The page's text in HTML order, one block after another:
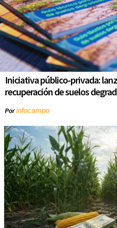
Iniciativa público-privada:
recuperación de suelos
Porinfocampo